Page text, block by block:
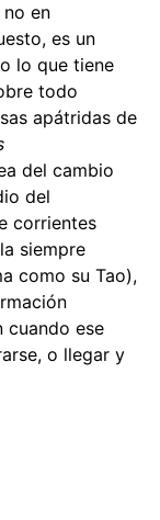
en
es un
lo que tiene
todo
apátridas de
del cambio
del
corrientes
siempre
como su Tao),
cuando ese
o llegar y